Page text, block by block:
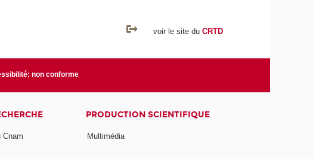
voir le site du CRTD
non conforme
Cnam
PRODUCTION SCIENTIFIQUE
Multimédia